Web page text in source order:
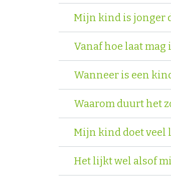
Mijn kind is jonger
Vanaf hoe laat
Wanneer is een
Waarom duurt het
Mijn kind doet veel
Het lijkt wel alsof